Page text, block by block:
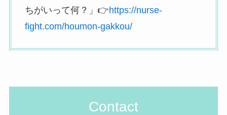
ちがいって何？」👉https://nurse-
fight.com/houmon-gakkou/
Contact